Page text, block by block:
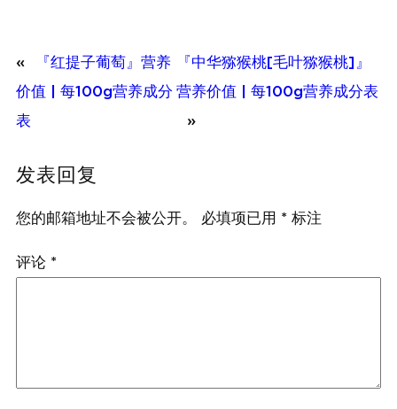
«
『红提子葡萄』营养
价值 | 每100g营养成分
表
『中华猕猴桃[毛叶猕猴桃]』
营养价值 | 每100g营养成分表
»
发表回复
您的邮箱地址不会被公开。 必填项已用 * 标注
评论 *